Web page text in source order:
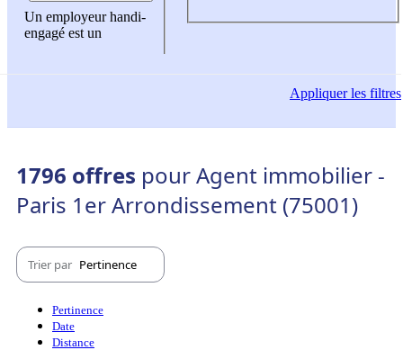
Un employeur handi-
engagé est un
Appliquerles filtres
1796 offres pour Agent immobilier -
Paris 1er Arrondissement (75001)
Trier par Pertinence
Pertinence
Date
Distance